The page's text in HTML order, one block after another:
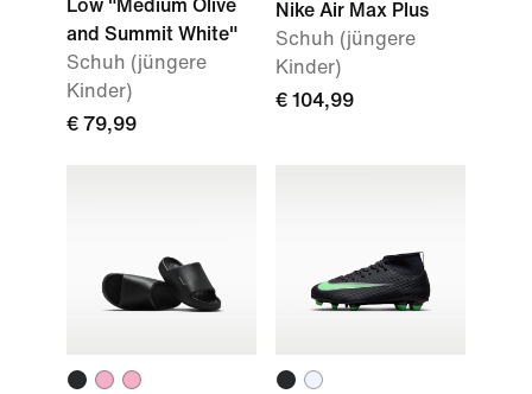
Low "Medium Olive
and Summit White"
Schuh (jüngere
Kinder)
€ 79,99
Nike Air Max Plus
Schuh (jüngere
Kinder)
€ 104,99